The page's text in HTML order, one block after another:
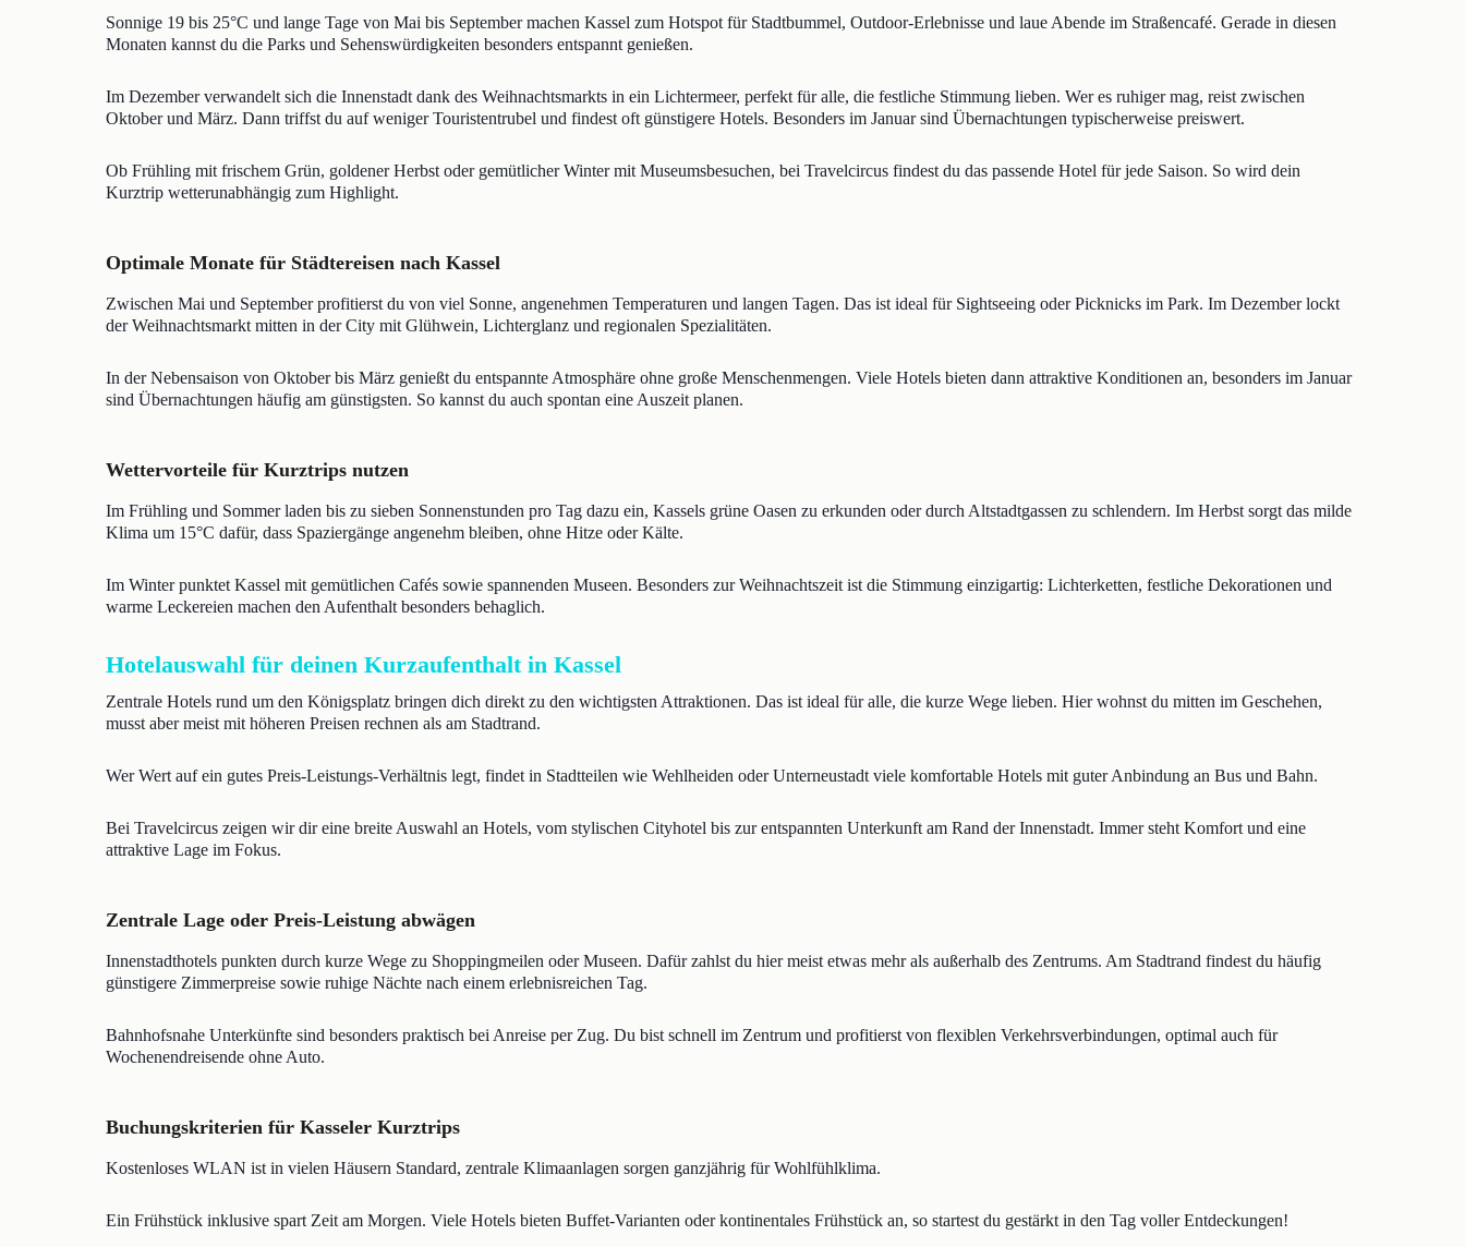
Sonnige 19 bis 25°C und lange Tage von Mai bis September machen Kassel zum Hotspot für Stadtbummel, Outdoor-Erlebnisse und laue Abende im Straßencafé. Gerade in diesen
Monaten kannst du die Parks und Sehenswürdigkeiten besonders entspannt genießen.
Im Dezember verwandelt sich die Innenstadt dank des Weihnachtsmarkts in ein Lichtermeer, perfekt für alle, die festliche Stimmung lieben. Wer es ruhiger mag, reist zwischen
Oktober und März. Dann triffst du auf weniger Touristentrubel und findest oft günstigere Hotels. Besonders im Januar sind Übernachtungen typischerweise preiswert.
Ob Frühling mit frischem Grün, goldener Herbst oder gemütlicher Winter mit Museumsbesuchen, bei Travelcircus findest du das passende Hotel für jede Saison. So wird dein
Kurztrip wetterunabhängig zum Highlight.
Optimale Monate für Städtereisen nach Kassel
Zwischen Mai und September profitierst du von viel Sonne, angenehmen Temperaturen und langen Tagen. Das ist ideal für Sightseeing oder Picknicks im Park. Im Dezember lockt
der Weihnachtsmarkt mitten in der City mit Glühwein, Lichterglanz und regionalen Spezialitäten.
In der Nebensaison von Oktober bis März genießt du entspannte Atmosphäre ohne große Menschenmengen. Viele Hotels bieten dann attraktive Konditionen an, besonders im Januar
sind Übernachtungen häufig am günstigsten. So kannst du auch spontan eine Auszeit planen.
Wettervorteile für Kurztrips nutzen
Im Frühling und Sommer laden bis zu sieben Sonnenstunden pro Tag dazu ein, Kassels grüne Oasen zu erkunden oder durch Altstadtgassen zu schlendern. Im Herbst sorgt das milde
Klima um 15°C dafür, dass Spaziergänge angenehm bleiben, ohne Hitze oder Kälte.
Im Winter punktet Kassel mit gemütlichen Cafés sowie spannenden Museen. Besonders zur Weihnachtszeit ist die Stimmung einzigartig: Lichterketten, festliche Dekorationen und
warme Leckereien machen den Aufenthalt besonders behaglich.
Hotelauswahl für deinen Kurzaufenthalt in Kassel
Zentrale Hotels rund um den Königsplatz bringen dich direkt zu den wichtigsten Attraktionen. Das ist ideal für alle, die kurze Wege lieben. Hier wohnst du mitten im Geschehen,
musst aber meist mit höheren Preisen rechnen als am Stadtrand.
Wer Wert auf ein gutes Preis-Leistungs-Verhältnis legt, findet in Stadtteilen wie Wehlheiden oder Unterneustadt viele komfortable Hotels mit guter Anbindung an Bus und Bahn.
Bei Travelcircus zeigen wir dir eine breite Auswahl an Hotels, vom stylischen Cityhotel bis zur entspannten Unterkunft am Rand der Innenstadt. Immer steht Komfort und eine
attraktive Lage im Fokus.
Zentrale Lage oder Preis-Leistung abwägen
Innenstadthotels punkten durch kurze Wege zu Shoppingmeilen oder Museen. Dafür zahlst du hier meist etwas mehr als außerhalb des Zentrums. Am Stadtrand findest du häufig
günstigere Zimmerpreise sowie ruhige Nächte nach einem erlebnisreichen Tag.
Bahnhofsnahe Unterkünfte sind besonders praktisch bei Anreise per Zug. Du bist schnell im Zentrum und profitierst von flexiblen Verkehrsverbindungen, optimal auch für
Wochenendreisende ohne Auto.
Buchungskriterien für Kasseler Kurztrips
Kostenloses WLAN ist in vielen Häusern Standard, zentrale Klimaanlagen sorgen ganzjährig für Wohlfühlklima.
Ein Frühstück inklusive spart Zeit am Morgen. Viele Hotels bieten Buffet-Varianten oder kontinentales Frühstück an, so startest du gestärkt in den Tag voller Entdeckungen!